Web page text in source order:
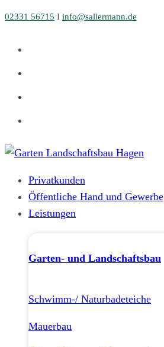
Zum
springen
02331 56715 I info@sallermann.de
Privatkunden
Öffentliche Hand und Gewerbe
Leistungen
Garten- und Landschaftsbau
Schwimm-/ Naturbadeteiche
Mauerbau